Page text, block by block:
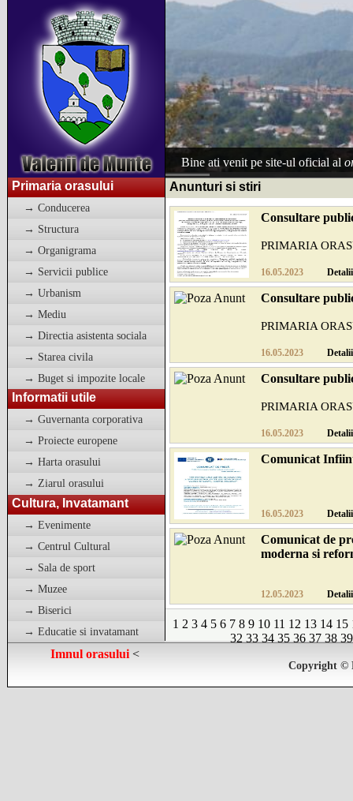
Bine ati venit pe site-ul oficial al
Primaria orasului
→ Conducerea
→ Structura
→ Organigrama
→ Servicii publice
→ Urbanism
→ Mediu
→ Directia asistenta sociala
→ Starea civila
→ Buget si impozite locale
Informatii utile
→ Guvernanta corporativa
→ Proiecte europene
→ Harta orasului
→ Ziarul orasului
Cultura, Invatamant
→ Evenimente
→ Centrul Cultural
→ Sala de sport
→ Muzee
→ Biserici
→ Educatie si invatamant
Anunturi si stiri
Consultare
PRIMARIA
Nr. 11125/
16.05.2023 Detalii
Consultare
PRIMARIA
Nr. 11115/
16.05.2023 Detalii
Consultare
PRIMARIA
Nr. 11120/
16.05.2023 Detalii
Comunicat
COMUNICAT DE
PNRR: Fonduri
...
16.05.2023 Detalii
Comunicat de
moderna si
zi.luna.an
Comunicat de
PNRR: Fonduri
Numele
12.05.2023 Detalii
1 2 3 4 5 6 7 8 9 10 11 12 13 14 15
32 33 34 35 36 37 38 39
Imnul orasului <
Copyright ©